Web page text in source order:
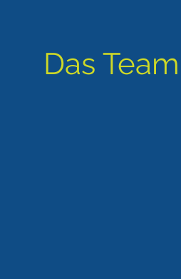
Das Team